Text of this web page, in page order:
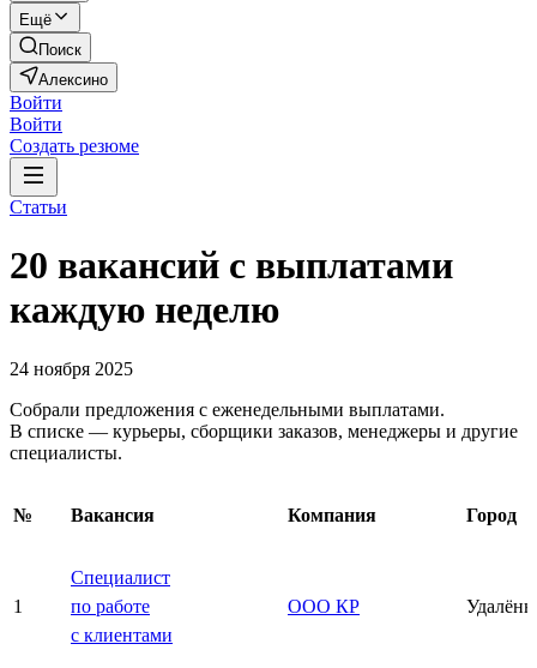
Ещё
Поиск
Алексино
Войти
Войти
Создать резюме
Статьи
20 вакансий с выплатами
каждую неделю
24 ноября 2025
Собрали предложения с еженедельными выплатами.
В списке — курьеры, сборщики заказов, менеджеры и другие
специалисты.
№ Вакансия Компания Город
1
Специалист
по работе
с клиентами
ООО КР